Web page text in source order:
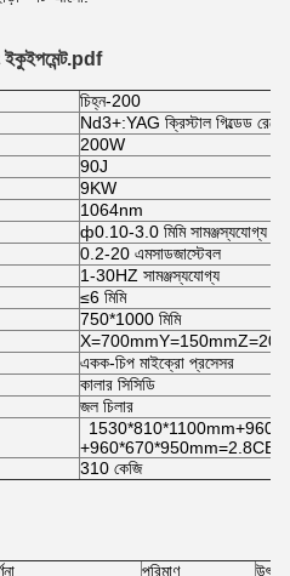
ইকুইপমেন্ট.pdf
চিহ্ন-200
Nd3+:YAG ক্রিস্টাল গিল্ডেড
200W
90J
9KW
1064nm
ф0.10-3.0 মিমি সামঞ্জস্যযোগ্য
0.2-20 এমসাডজাস্টেবল
1-30HZ সামঞ্জস্যযোগ্য
≤6 মিমি
750*1000 মিমি
একক-চিপ মাইক্রো প্রসেসর
কালার সিসিডি
জল চিলার
+960*670*950mm=2.8CBM
310 কেজি
পরিমাণ